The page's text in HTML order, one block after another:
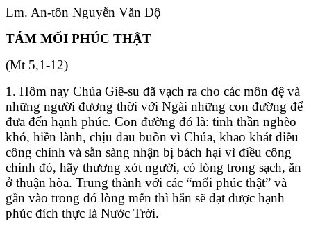
Lm. An-tôn Nguyễn Văn Độ
TÁM MỐI PHÚC THẬT
(Mt 5,1-12)
1. Hôm nay Chúa Giê-su đã vạch ra cho các môn đệ và
những người đương thời với Ngài những con đường để
đưa đến hạnh phúc. Con đường đó là: tinh thần nghèo
khó, hiền lành, chịu đau buồn vì Chúa, khao khát điều
công chính và sẵn sàng nhận bị bách hại vì điều công
chính đó, hãy thương xót người, có lòng trong sạch, ăn
ở thuận hòa. Trung thành với các “mối phúc thật” và
gắn vào trong đó lòng mến thì hẳn sẽ đạt được hạnh
phúc đích thực là Nước Trời.